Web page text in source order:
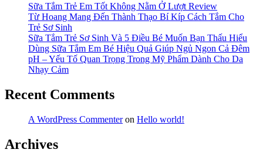
Sữa Tắm Trẻ Em Tốt Không Nằm Ở Lượt Review
Từ Hoang Mang Đến Thành Thạo Bí Kíp Cách Tắm Cho
Trẻ Sơ Sinh
Sữa Tắm Trẻ Sơ Sinh Và 5 Điều Bé Muốn Bạn Thấu Hiểu
Dùng Sữa Tắm Em Bé Hiệu Quả Giúp Ngủ Ngon Cả Đêm
pH – Yếu Tố Quan Trọng Trong Mỹ Phẩm Dành Cho Da
Nhạy Cảm
Recent Comments
A WordPress Commenteron Hello world!
Archives